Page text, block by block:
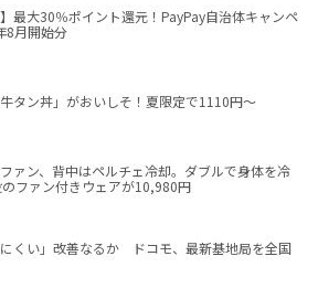
】最大30％ポイント還元！PayPay自治体キャンペ
8月開始分
牛タン丼」がおいしそ！夏限定で1110円～
ァン、背中はペルチェ冷却。ダブルで身体を冷
ファン付きウェアが10,980円
にくい」改善なるか ドコモ、最新基地局を全国